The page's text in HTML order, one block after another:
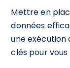
Mettre en
données
une exécution
clés pour